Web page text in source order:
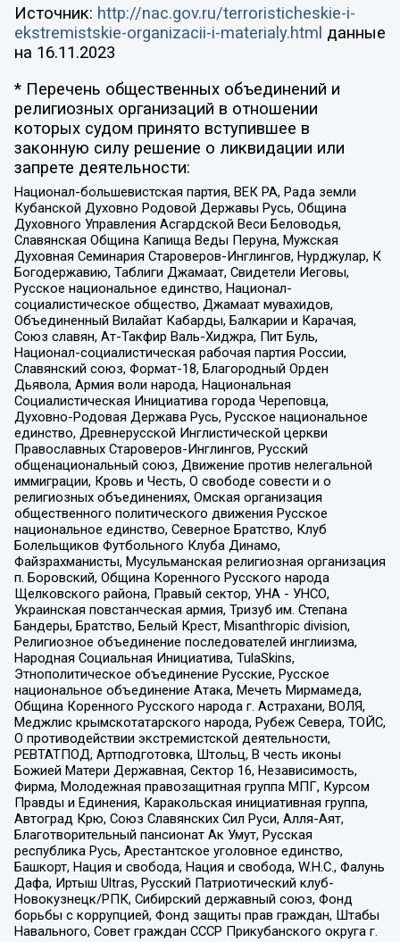
Источник: http://nac.gov.ru/terroristicheskie-i-
ekstremistskie-organizacii-i-materialy.html данные
на 16.11.2023
* Перечень общественных объединений и
религиозных организаций в отношении
которых судом принято вступившее в
законную силу решение о ликвидации или
запрете деятельности:
Национал-большевистская партия, ВЕК РА, Рада земли
Кубанской Духовно Родовой Державы Русь, Община
Духовного Управления Асгардской Веси Беловодья,
Славянская Община Капища Веды Перуна, Мужская
Духовная Семинария Староверов-Инглингов, Нурджулар, К
Богодержавию, Таблиги Джамаат, Свидетели Иеговы,
Русское национальное единство, Национал-
социалистическое общество, Джамаат мувахидов,
Объединенный Вилайат Кабарды, Балкарии и Карачая,
Союз славян, Ат-Такфир Валь-Хиджра, Пит Буль,
Национал-социалистическая рабочая партия России,
Славянский союз, Формат-18, Благородный Орден
Дьявола, Армия воли народа, Национальная
Социалистическая Инициатива города Череповца,
Духовно-Родовая Держава Русь, Русское национальное
единство, Древнерусской Инглистической церкви
Православных Староверов-Инглингов, Русский
общенациональный союз, Движение против нелегальной
иммиграции, Кровь и Честь, О свободе совести и о
религиозных объединениях, Омская организация
общественного политического движения Русское
национальное единство, Северное Братство, Клуб
Болельщиков Футбольного Клуба Динамо,
Файзрахманисты, Мусульманская религиозная организация
п. Боровский, Община Коренного Русского народа
Щелковского района, Правый сектор, УНА - УНСО,
Украинская повстанческая армия, Тризуб им. Степана
Бандеры, Братство, Белый Крест, Misanthropic division,
Религиозное объединение последователей инглиизма,
Народная Социальная Инициатива, TulaSkins,
Этнополитическое объединение Русские, Русское
национальное объединение Атака, Мечеть Мирмамеда,
Община Коренного Русского народа г. Астрахани, ВОЛЯ,
Меджлис крымскотатарского народа, Рубеж Севера, ТОЙС,
О противодействии экстремистской деятельности,
РЕВТАТПОД, Артподготовка, Штольц, В честь иконы
Божией Матери Державная, Сектор 16, Независимость,
Фирма, Молодежная правозащитная группа МПГ, Курсом
Правды и Единения, Каракольская инициативная группа,
Автоград Крю, Союз Славянских Сил Руси, Алля-Аят,
Благотворительный пансионат Ак Умут, Русская
республика Русь, Арестантское уголовное единство,
Башкорт, Нация и свобода, Нация и свобода, W.H.С., Фалунь
Дафа, Иртыш Ultras, Русский Патриотический клуб-
Новокузнецк/РПК, Сибирский державный союз, Фонд
борьбы с коррупцией, Фонд защиты прав граждан, Штабы
Навального, Совет граждан СССР Прикубанского округа г.